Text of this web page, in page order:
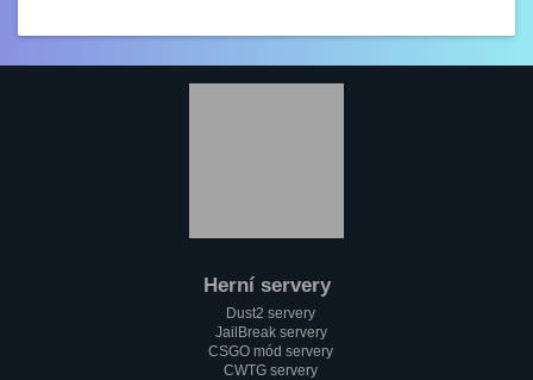
Herní servery
Dust2 servery
JailBreak servery
CSGO mód servery
CWTG servery